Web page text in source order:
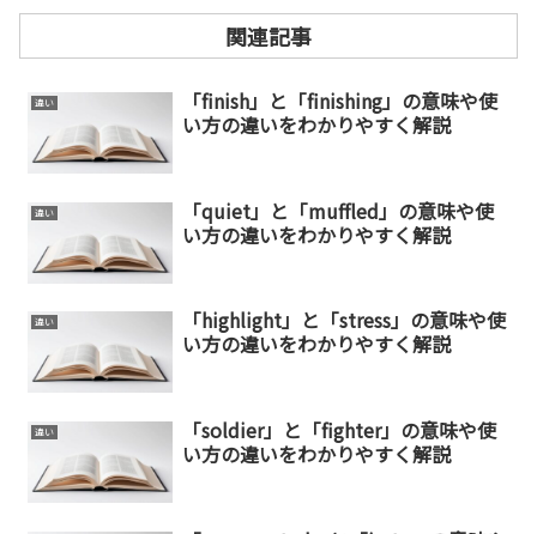
関連記事
違い
「finish」と「finishing」の意味や使
い方の違いをわかりやすく解説
違い
「quiet」と「muffled」の意味や使
い方の違いをわかりやすく解説
違い
「highlight」と「stress」の意味や使
い方の違いをわかりやすく解説
違い
「soldier」と「fighter」の意味や使
い方の違いをわかりやすく解説